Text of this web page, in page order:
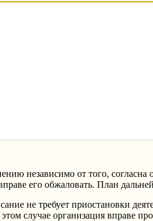
независимо от того,
его обжаловать. План
не требует приостановки
случае организация